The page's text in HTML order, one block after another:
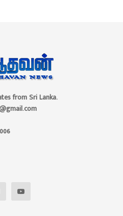
from Sri Lanka.